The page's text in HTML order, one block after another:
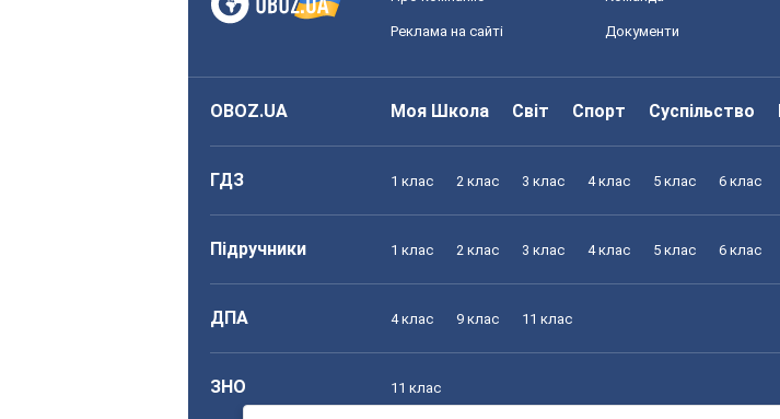
Реклама на сайті Документи
OBOZ.UA Моя Школа Світ Спорт Суспільство
ГДЗ 1 клас 2 клас 3 клас 4 клас 5 клас 6 клас
Підручники 1 клас 2 клас 3 клас 4 клас 5 клас 6 клас
ДПА 4 клас 9 клас 11 клас
ЗНО 11 клас